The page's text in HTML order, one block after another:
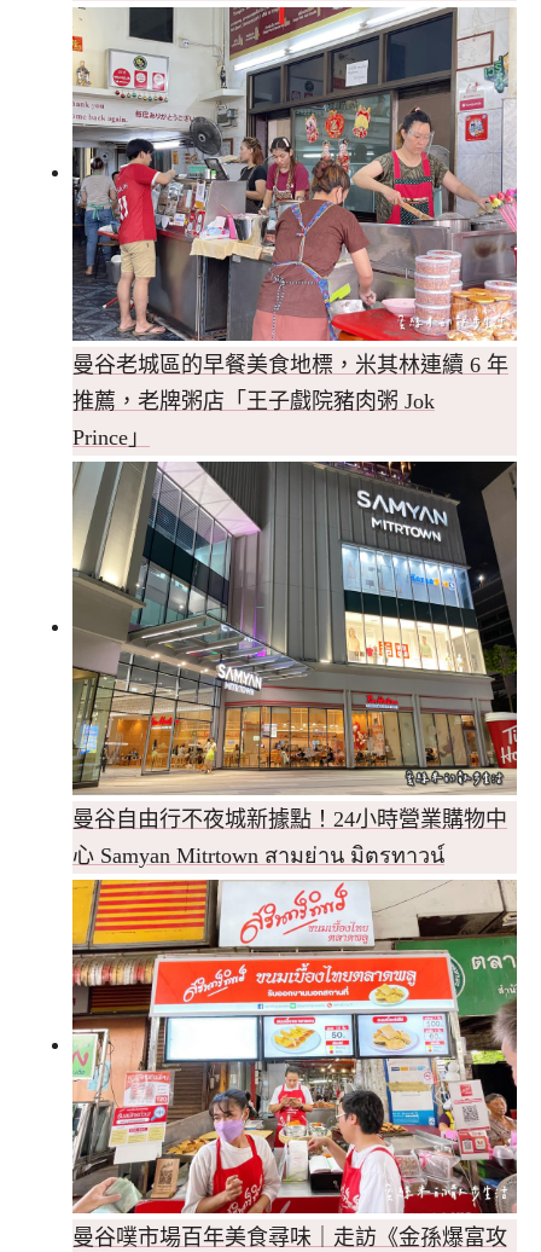
曼谷老城區的早餐美食地標，米其林連續 6 年
推薦，老牌粥店「王子戲院豬肉粥 Jok
Prince」
曼谷自由行不夜城新據點！24小時營業購物中
心 Samyan Mitrtown สามย่าน มิตรทาวน์
曼谷噗市場百年美食尋味｜走訪《金孫爆富攻